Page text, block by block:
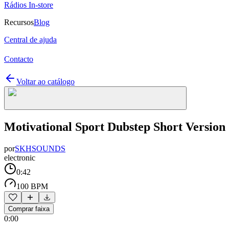
Rádios In-store
RecursosBlog
Central de ajuda
Contacto
Voltar ao catálogo
Motivational Sport Dubstep Short Version
porSKHSOUNDS
electronic
0:42
100 BPM
Comprar faixa
0:00